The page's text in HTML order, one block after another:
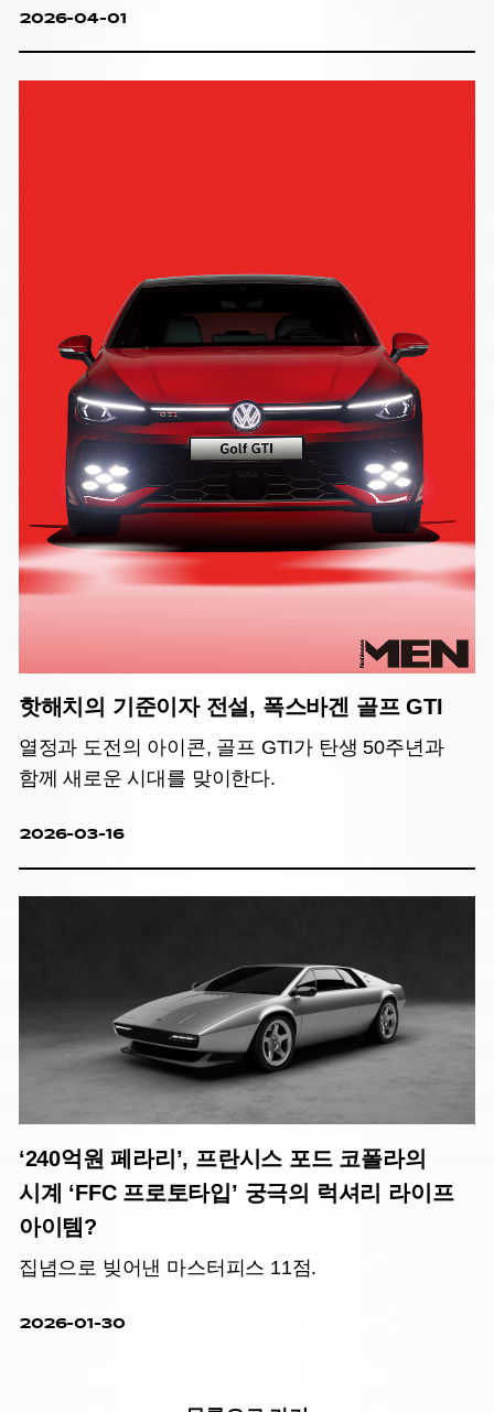
2026-04-01
핫해치의 기준이자 전설, 폭스바겐 골프 GTI
열정과 도전의 아이콘, 골프 GTI가 탄생 50주년과
함께 새로운 시대를 맞이한다.
2026-03-16
‘240억원 페라리’, 프란시스 포드 코폴라의
시계 ‘FFC 프로토타입’ 궁극의 럭셔리 라이프
아이템?
집념으로 빚어낸 마스터피스 11점.
2026-01-30